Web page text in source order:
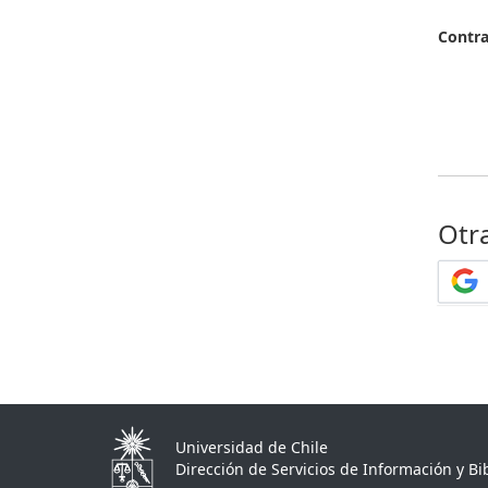
Universidad de Chile
Dirección de Servicios de Información y